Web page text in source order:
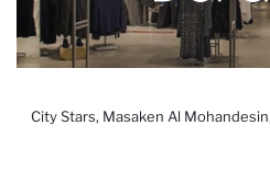
City Stars, Masaken Al